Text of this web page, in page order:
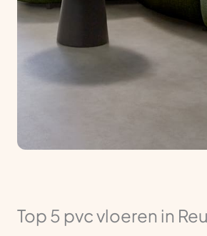
Top 5 pvc vloeren in